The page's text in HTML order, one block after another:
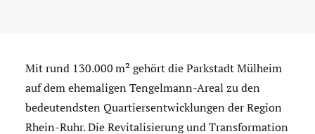
Mit rund 130.000 m² gehört die Parkstadt Mülheim
auf dem ehemaligen Tengelmann-Areal zu den
bedeutendsten Quartiersentwicklungen der Region
Rhein-Ruhr. Die Revitalisierung und Transformation